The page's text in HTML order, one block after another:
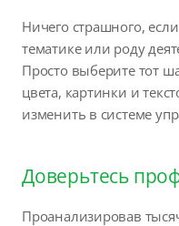
Ничего страшного,
тематике или роду
Просто выберите тот
цвета, картинки и
изменить в системе
Доверьтесь
Проанализировав